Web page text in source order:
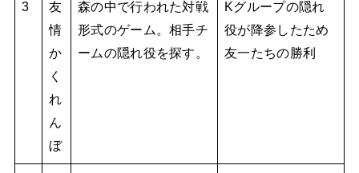
3
友
情
か
く
れ
ん
ぼ
森の中で行われた対戦
形式のゲーム。相手チ
ームの隠れ役を探す。
Kグループの隠れ
役が降参したため
友一たちの勝利